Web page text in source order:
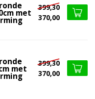
met
399,30
370,00
met
399,30
370,00